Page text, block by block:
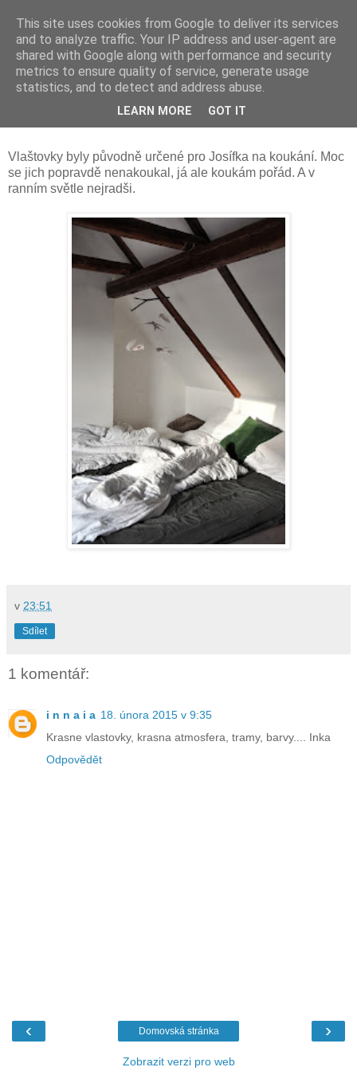
Vlaštovky byly původně určené pro Josífka na koukání. Moc
se jich popravdě nenakoukal, já ale koukám pořád. A v
ranním světle nejradši.
v 23:51
Sdílet
1 komentář:
i n n a i a 18. února 2015 v 9:35
Krasne vlastovky, krasna atmosfera, tramy, barvy.... Inka
Odpovědět
‹ ›
Domovská stránka
Zobrazit verzi pro web
This site uses cookies from Google to deliver its services
and to analyze traffic. Your IP address and user-agent are
shared with Google along with performance and security
metrics to ensure quality of service, generate usage
statistics, and to detect and address abuse.
LEARN MORE GOT IT